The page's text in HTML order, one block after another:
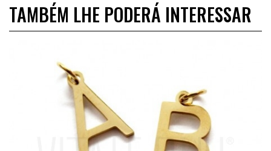
TAMBÉM LHE PODERÁ INTERESSAR